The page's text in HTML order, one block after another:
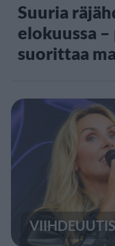
Suuria
elokuussa
suorittaa